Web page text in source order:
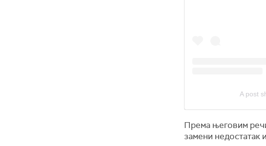
A post
Према његовим
замени недостатак